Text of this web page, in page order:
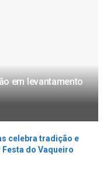
em levantamento
celebra tradição e
Festa do Vaqueiro